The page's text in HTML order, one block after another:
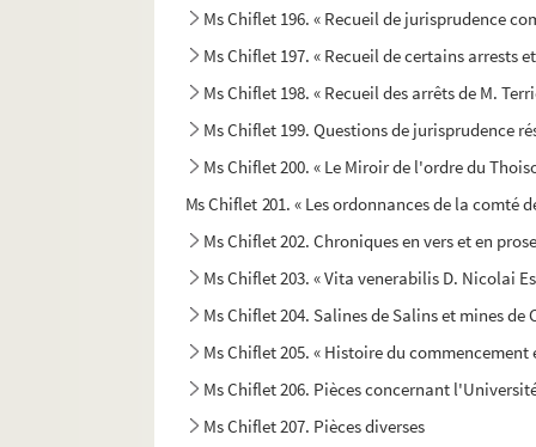
Ms Chiflet 196. « Recueil de jurisprudence
Ms Chiflet 197. « Recueil de certains
Ms Chiflet 198. « Recueil des arrêts de M.
Ms Chiflet 199. Questions de jurisprudence
Ms Chiflet 200. « Le Miroir de l'ordre du
Ms Chiflet 201. « Les ordonnances de la
Ms Chiflet 202. Chroniques en vers et en
Ms Chiflet 203. « Vita venerabilis D. Nicolai
Ms Chiflet 204. Salines de Salins et mines
Ms Chiflet 205. « Histoire du
Ms Chiflet 206. Pièces concernant
Ms Chiflet 207. Pièces diverses